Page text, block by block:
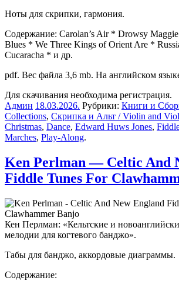
Ноты для скрипки, гармония.
Содержание: Carolan’s Air * Drowsy Maggie
Blues * We Three Kings of Orient Are *
Cucaracha * и др.
pdf. Вес файла 3,6 mb. На английском
Для скачивания необходима регистрация.
Админ 18.03.2026. Рубрики: Книги и
Collections, Скрипка и Альт / Violin and
Christmas, Dance, Edward Huws Jones,
Marches, Play-Along.
Ken Perlman — Celtic And
Fiddle Tunes For
Кен Перлман: «Кельтские и
мелодии для когтевого банджо».
Табы для банджо, аккордовые диаграммы.
Содержание: